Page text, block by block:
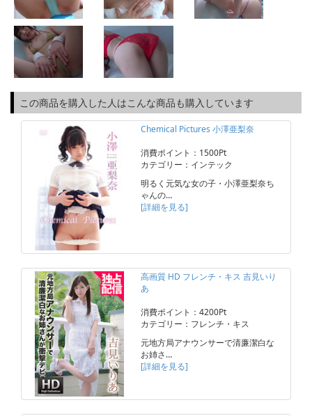
この商品を購入した人はこんな商品も購入しています
Chemical Pictures 小澤亜梨奈
消費ポイント：1500Pt
カテゴリー：インテック
明るく元気な女の子・小澤亜梨奈ち
ゃんの…
[詳細を見る]
高画質 HD フレンチ・キス 吉見いり
あ
消費ポイント：4200Pt
カテゴリー：フレンチ・キス
元地方局アナウンサーで清廉潔白な
お姉さ…
[詳細を見る]